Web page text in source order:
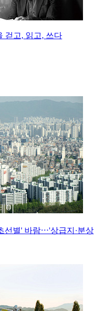
걷고, 읽고, 쓰다
선별' 바람⋯'상급지·분상